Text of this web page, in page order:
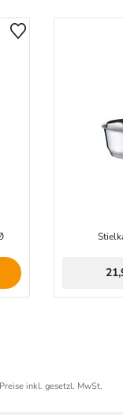
inkl. gesetzl. MwSt.